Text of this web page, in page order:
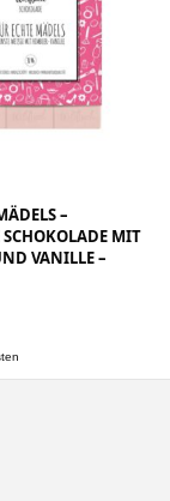
–
SCHOKOLADE MIT
VANILLE –